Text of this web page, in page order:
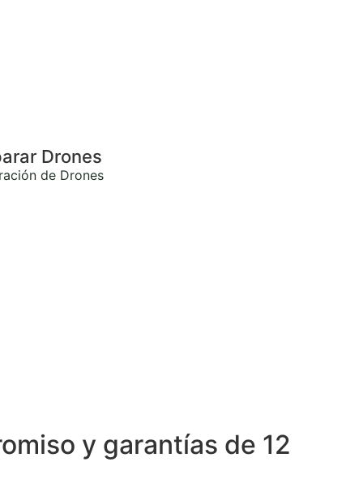
Drones
de Drones
y garantías de 12